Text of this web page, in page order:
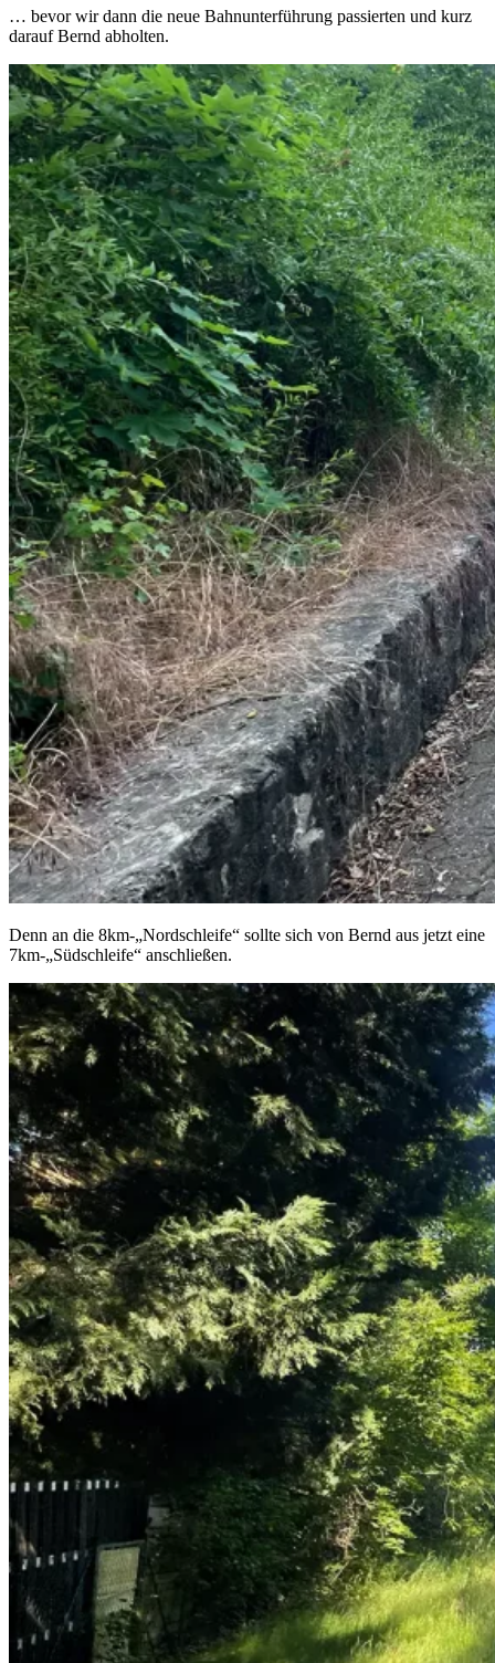
… bevor wir dann die neue Bahnunterführung passierten und kurz
darauf Bernd abholten.
Denn an die 8km-„Nordschleife“ sollte sich von Bernd aus jetzt eine
7km-„Südschleife“ anschließen.